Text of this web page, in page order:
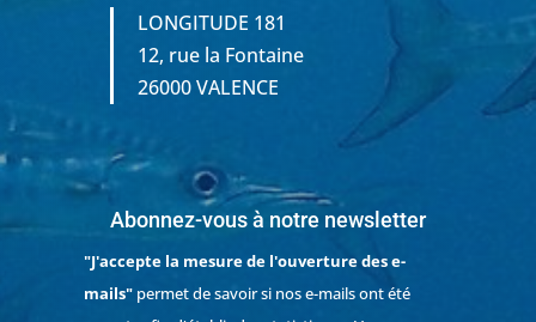
LONGITUDE 181
12, rue la Fontaine
26000 VALENCE
Abonnez-vous à notre newsletter
"J'accepte la mesure de l'ouverture des e-
mails"permet de savoir si nos e-mails ont été